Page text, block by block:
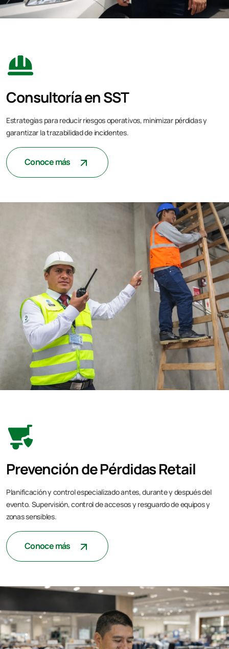
Consultoría en SST
Estrategias para reducir riesgos operativos, minimizar pérdidas y
garantizar la trazabilidad de incidentes.
Conoce más
Prevención de Pérdidas Retail
Planificación y control especializado antes, durante y después del
evento. Supervisión, control de accesos y resguardo de equipos y
zonas sensibles.
Conoce más